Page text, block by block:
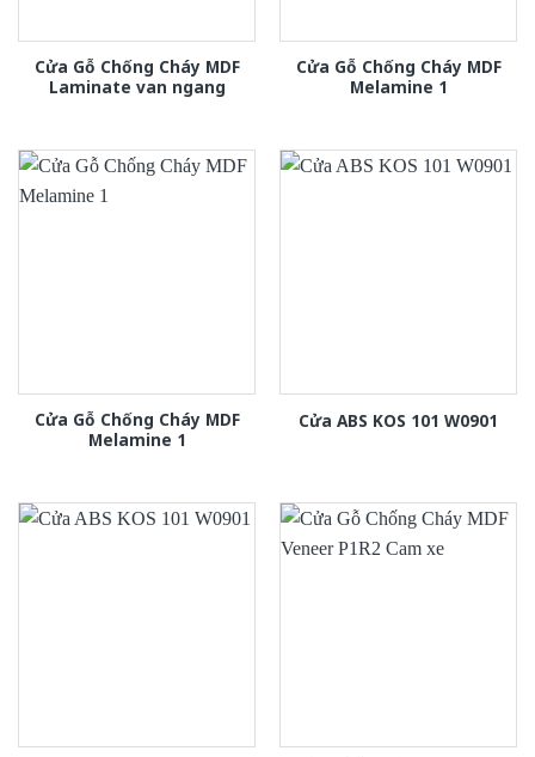
Cửa Gỗ Chống Cháy MDF
Laminate van ngang
Cửa Gỗ Chống Cháy MDF
Melamine 1
Cửa Gỗ Chống Cháy MDF
Melamine 1
Cửa ABS KOS 101 W0901